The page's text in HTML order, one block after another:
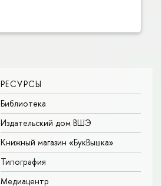
РЕСУРСЫ
Библиотека
Издательский дом ВШЭ
Книжный магазин «БукВышка»
Типография
Медиацентр